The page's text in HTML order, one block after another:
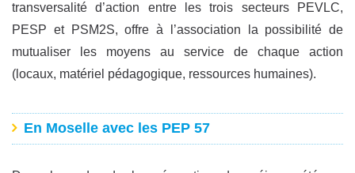
transversalité d’action entre les trois secteurs PEVLC,
PESP et PSM2S, offre à l’association la possibilité de
mutualiser les moyens au service de chaque action
(locaux, matériel pédagogique, ressources humaines).
En Moselle avec les PEP 57